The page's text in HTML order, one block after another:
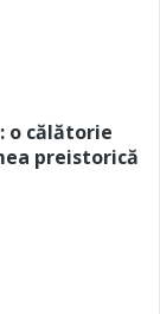
o călătorie
preistorică